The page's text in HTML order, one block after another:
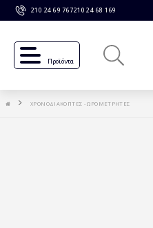
210 24 69 767210 24 68 169
Προϊόντα
ΧΡΟΝΟΔΙΑΚΟΠΤΕΣ - ΩΡΟΜΕΤΡΗΤΕΣ